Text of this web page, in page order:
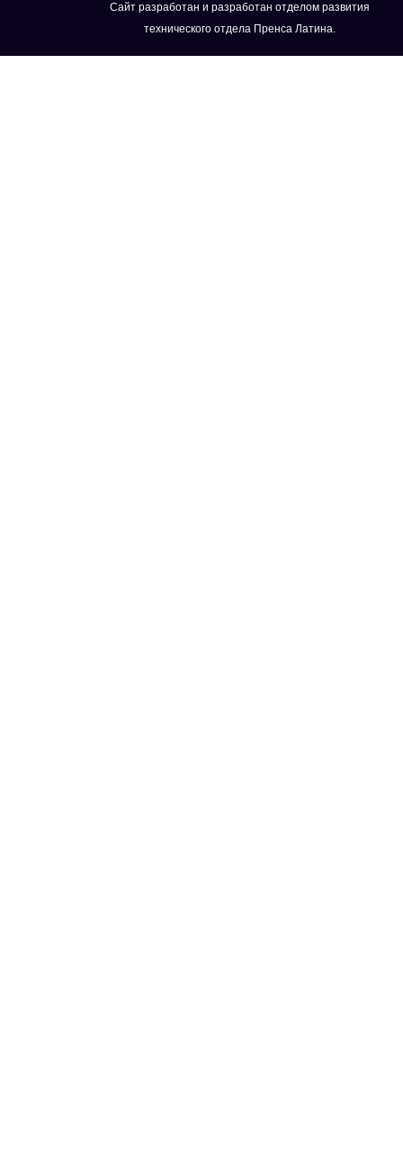
Сайт разработан и разработан отделом развития
технического отдела Пренса Латина.